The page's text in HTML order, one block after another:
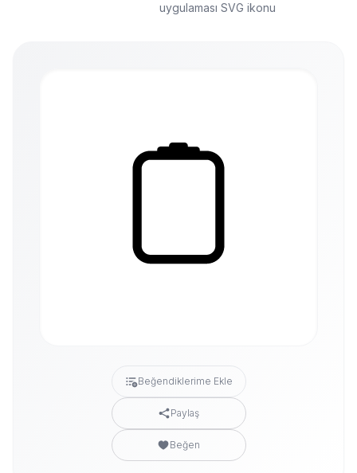
uygulaması SVG ikonu
Beğendiklerime Ekle
Paylaş
Beğen